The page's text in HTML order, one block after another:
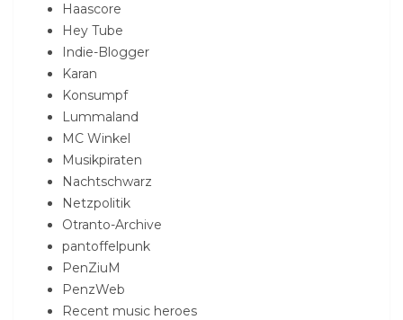
Haascore
Hey Tube
Indie-Blogger
Karan
Konsumpf
Lummaland
MC Winkel
Musikpiraten
Nachtschwarz
Netzpolitik
Otranto-Archive
pantoffelpunk
PenZiuM
PenzWeb
Recent music heroes